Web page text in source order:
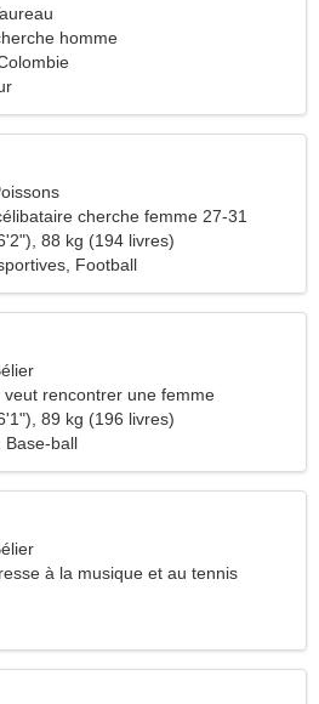
homme
cherche femme 27-31
88 kg (194 livres)
Football
veut rencontrer une femme
89 kg (196 livres)
Base-ball
à la musique et au tennis